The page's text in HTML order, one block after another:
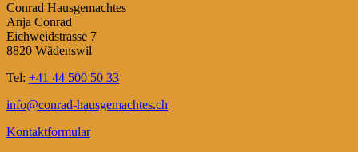
Conrad Hausgemachtes
Anja Conrad
Eichweidstrasse 7
8820 Wädenswil
Tel: +41 44 500 50 33
info@conrad-hausgemachtes.ch
Kontaktformular